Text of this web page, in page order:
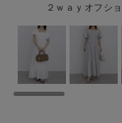
２ｗａｙオフシ